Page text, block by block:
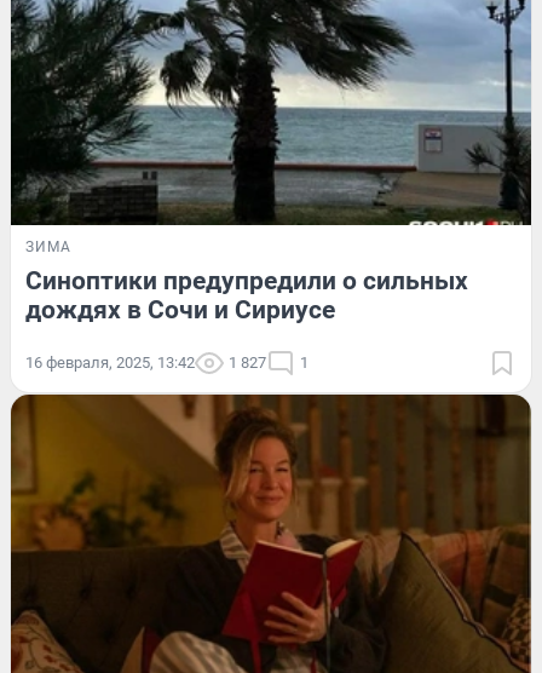
ЗИМА
Синоптики предупредили о сильных
дождях в Сочи и Сириусе
16 февраля, 2025, 13:42 1 827 1